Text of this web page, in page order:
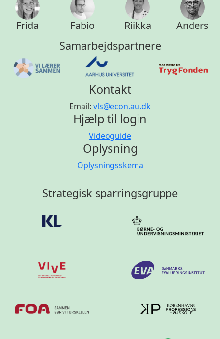
Frida Fabio Riikka Anders
Samarbejdspartnere
Kontakt
Email: vls@econ.au.dk
Hjælp til login
Videoguide
Oplysning
Oplysningsskema
Strategisk sparringsgruppe